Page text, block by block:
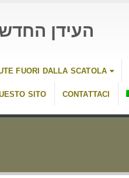
העידן
FUORI DALLA SCATOLA
SITO CONTATTACI